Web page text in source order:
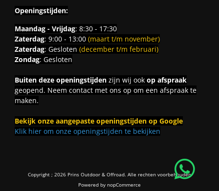
Openingstijden:
Maandag - Vrijdag: 8:30 - 17:30
Zaterdag: 9:00 - 13:00 (maart t/m november)
Zaterdag: Gesloten (december t/m februari)
Zondag: Gesloten
Buiten deze openingstijdenzijn wij ook op afspraak
geopend. Neem contact met ons op om een afspraak te
maken.
Bekijk onze aangepaste openingstijden op Google
Klik hier om onze openingstijden te bekijken
Copyright ; 2026 Prins Outdoor & Offroad. Alle rechten voorbehouden
Powered by nopCommerce